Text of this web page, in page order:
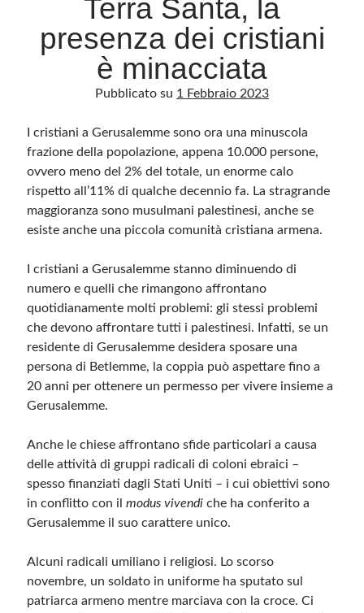
Archivio
Categorie
Categorie
Questo blog non rappresenta una testata giornalistica, in quanto viene aggiornato
pubblicato dai lettori nei commenti ai vari post. Saranno comunque cancellati quelli
ritenuti offensivi o lesivi dell’immagine o dell’onorabilità di terzi, di genere spam,
razzisti o che contengano dati personali non conformi al rispetto delle norme sulla
privacy. Alcune immagini inserite in questo blog sono tratte da Internet e, pertanto,
considerate di pubblico dominio. Qualora la loro pubblicazione violasse eventuali
immediatamente rimosse. L’autore del blog non è responsabile dei siti collegati
Meta
Feed dei commenti
Terra Santa, la
presenza dei cristiani
è minacciata
Pubblicato su 1 Febbraio 2023
I cristiani a Gerusalemme sono ora una minuscola
frazione della popolazione, appena 10.000 persone,
ovvero meno del 2% del totale, un enorme calo
rispetto all’11% di qualche decennio fa. La stragrande
maggioranza sono musulmani palestinesi, anche se
esiste anche una piccola comunità cristiana armena.
I cristiani a Gerusalemme stanno diminuendo di
numero e quelli che rimangono affrontano
quotidianamente molti problemi: gli stessi problemi
che devono affrontare tutti i palestinesi. Infatti, se un
residente di Gerusalemme desidera sposare una
persona di Betlemme, la coppia può aspettare fino a
20 anni per ottenere un permesso per vivere insieme a
Gerusalemme.
Anche le chiese affrontano sfide particolari a causa
delle attività di gruppi radicali di coloni ebraici –
spesso finanziati dagli Stati Uniti – i cui obiettivi sono
in conflitto con ilmodus vivendi che ha conferito a
Gerusalemme il suo carattere unico.
Alcuni radicali umiliano i religiosi. Lo scorso
novembre, un soldato in uniforme ha sputato sul
patriarca armeno mentre marciava con la croce. Ci